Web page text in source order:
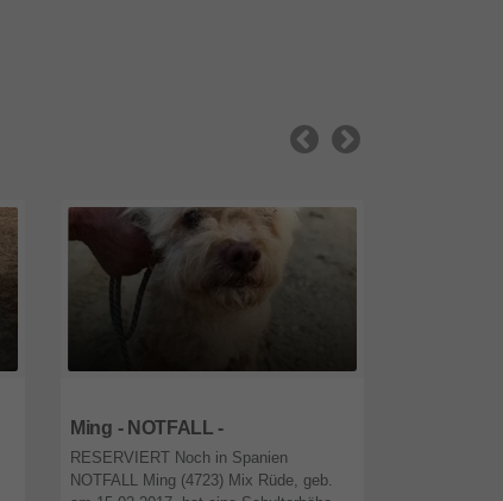
Ming - NOTFALL -
RESERVIERT Noch in Spanien
NOTFALL Ming (4723) Mix Rüde, geb.